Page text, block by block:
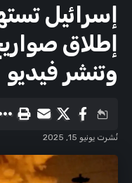
إسرائيل
إطلاق
وتنشر فيديو
نُشرت يونيو 15, 2025